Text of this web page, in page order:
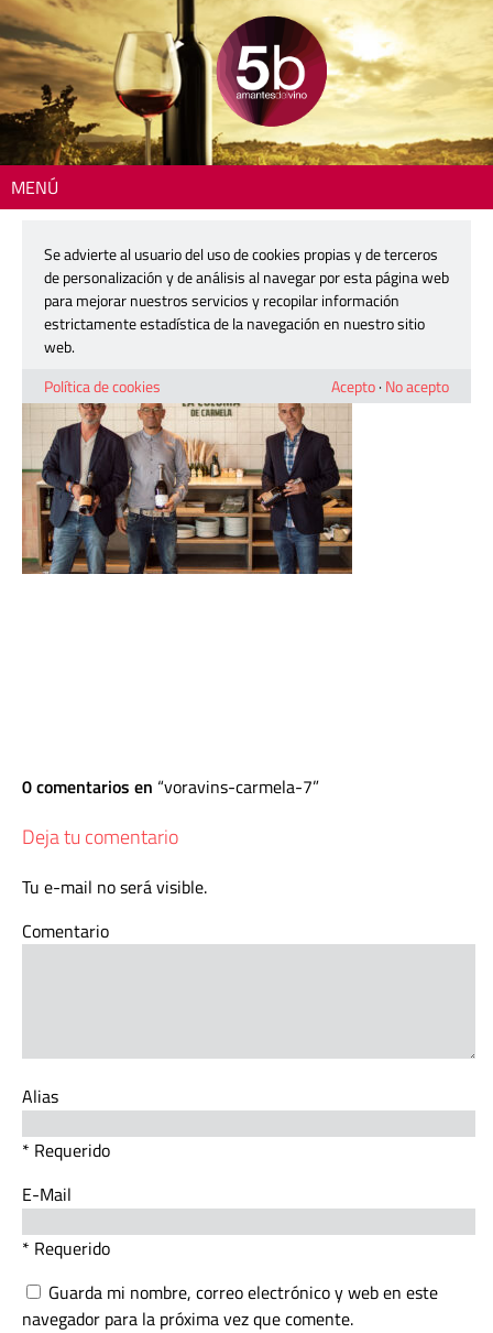
MENÚ
voravins-carmela-7
13 mayo, 2025
0 comentarios en voravins-carmela-7
Deja tu comentario
Tu e-mail no será visible.
Comentario
Alias
* Requerido
E-Mail
* Requerido
Guarda mi nombre, correo electrónico y web en este
navegador para la próxima vez que comente.
Se advierte al usuario del uso de cookies propias y de terceros
de personalización y de análisis al navegar por esta página web
para mejorar nuestros servicios y recopilar información
estrictamente estadística de la navegación en nuestro sitio
web.
Política de cookies
Acepto· No acepto